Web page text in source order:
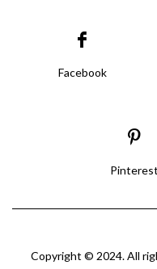
Facebook
Pinterest
Copyright © 2024. All